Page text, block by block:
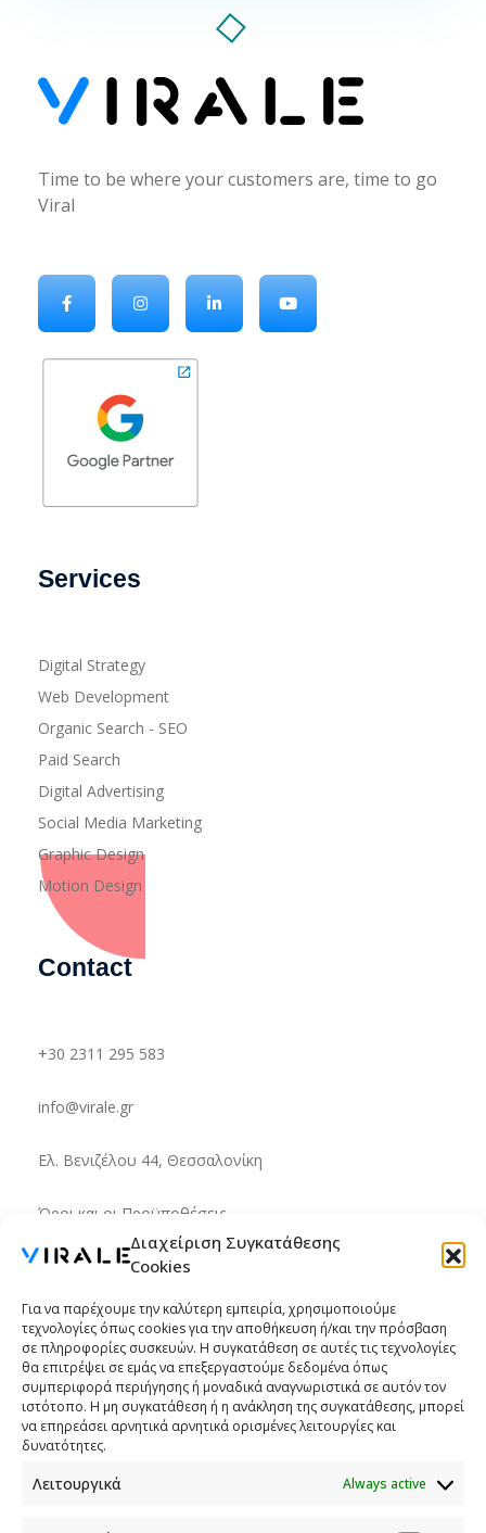
Διαχείριση Συγκατάθεσης
Cookies
Για να παρέχουμε την καλύτερη εμπειρία, χρησιμοποιούμε
τεχνολογίες όπως cookies για την αποθήκευση ή/και την πρόσβαση
σε πληροφορίες συσκευών. Η συγκατάθεση σε αυτές τις τεχνολογίες
θα επιτρέψει σε εμάς να επεξεργαστούμε δεδομένα όπως
συμπεριφορά περιήγησης ή μοναδικά αναγνωριστικά σε αυτόν τον
ιστότοπο. Η μη συγκατάθεση ή η ανάκληση της συγκατάθεσης, μπορεί
να επηρεάσει αρνητικά αρνητικά ορισμένες λειτουργίες και
δυνατότητες.
Λειτουργικά Always active
Time to be where your customers are, time to go
Viral
Services
Digital Strategy
Web Development
Organic Search - SEO
Paid Search
Digital Advertising
Social Media Marketing
Graphic Design
Motion Design
Contact
+30 2311 295 583
info@virale.gr
Ελ. Βενιζέλου 44, Θεσσαλονίκη
Όροι και οι Προϋποθέσεις
Αριθμός Γ.Ε.ΜΗ.: 182636906000
Office Hours
Monday
9:00am - 5:00pm